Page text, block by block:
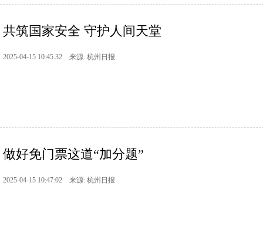
共筑国家安全 守护人间天堂
2025-04-15 10:45:32 来源: 杭州日报
做好免门票这道“加分题”
2025-04-15 10:47:02 来源: 杭州日报